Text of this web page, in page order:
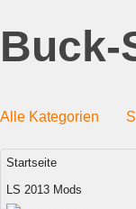
Buck-
Alle Kategorien
Startseite
LS 2013 Mods